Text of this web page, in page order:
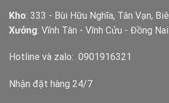
Kho: 333 - Bùi Hữu Nghĩa, Tân Vạn,
Xưởng: Vĩnh Tân - Vĩnh Cửu - Đồng Nai
Hotline và zalo: 0901916321
Nhận đặt hàng 24/7